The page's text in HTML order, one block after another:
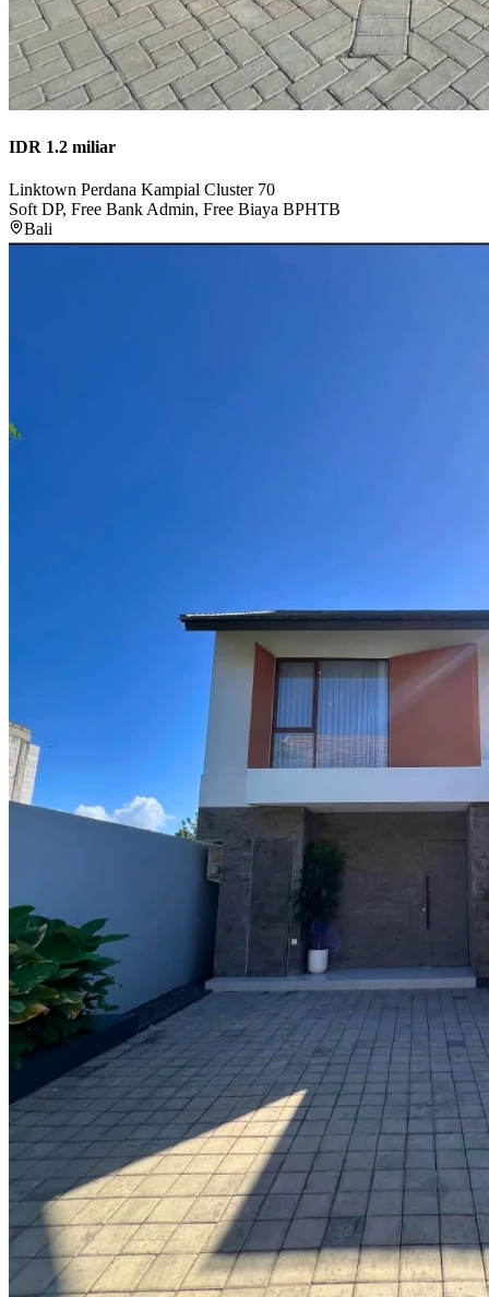
IDR 1.2 miliar
Linktown Perdana Kampial Cluster 70
Soft DP, Free Bank Admin, Free Biaya BPHTB
Bali